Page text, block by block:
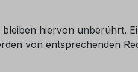
hiervon unberührt.
von entsprechenden